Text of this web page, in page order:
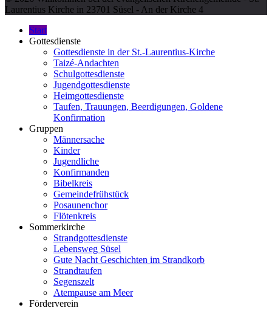
Laurentius Kirche in 23701 Süsel - An der Kirche 4
Start
Gottesdienste
Gottesdienste in der St.-Laurentius-Kirche
Taizé-Andachten
Schulgottesdienste
Jugendgottesdienste
Heimgottesdienste
Taufen, Trauungen, Beerdigungen, Goldene
Konfirmation
Gruppen
Männersache
Kinder
Jugendliche
Konfirmanden
Bibelkreis
Gemeindefrühstück
Posaunenchor
Flötenkreis
Sommerkirche
Strandgottesdienste
Lebensweg Süsel
Gute Nacht Geschichten im Strandkorb
Strandtaufen
Segenszelt
Atempause am Meer
Förderverein